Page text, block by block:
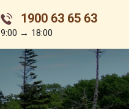
1900 63 65 63
9:00 → 18:00